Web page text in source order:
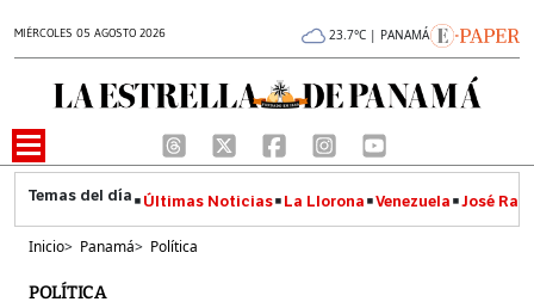
MIÉRCOLES 05 AGOSTO 2026 23.7°C | PANAMÁ
Últimas Noticias La Llorona Venezuela José
Inicio> Panamá> Política
POLÍTICA